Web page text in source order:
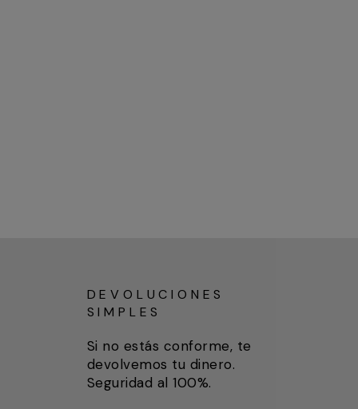
DEVOLUCIONES
SIMPLES
Si no estás conforme, te
devolvemos tu dinero.
Seguridad al 100%.